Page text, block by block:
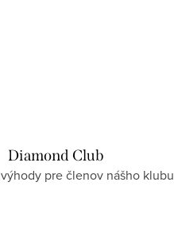
Diamond Club
pre členov nášho klubu